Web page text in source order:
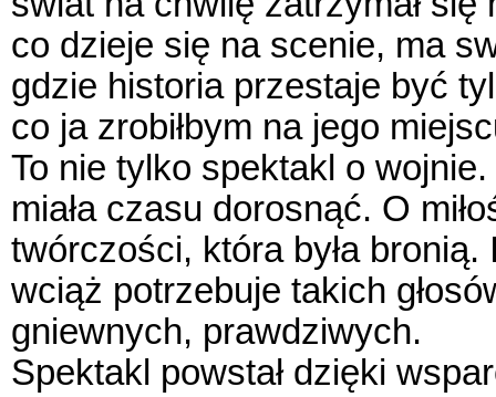
co dzieje się na scenie, ma
gdzie historia przestaje być
co ja zrobiłbym na jego
To nie tylko spektakl o
miała czasu dorosnąć. O
twórczości, która była
wciąż potrzebuje takich
gniewnych, prawdziwych.
Spektakl powstał dzięki